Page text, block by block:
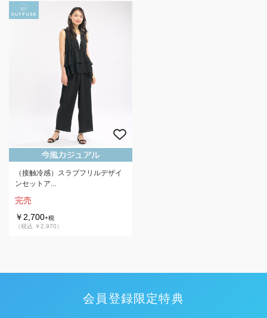
（接触冷感）スラブフリルデザイ
ンセットア...
完売
￥2,700+税
（税込 ￥2,970）
会員登録限定特典